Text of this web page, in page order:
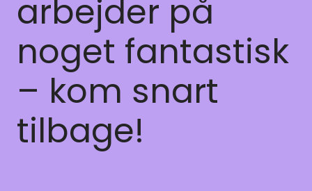
arbejder på
noget fantastisk
– kom snart
tilbage!